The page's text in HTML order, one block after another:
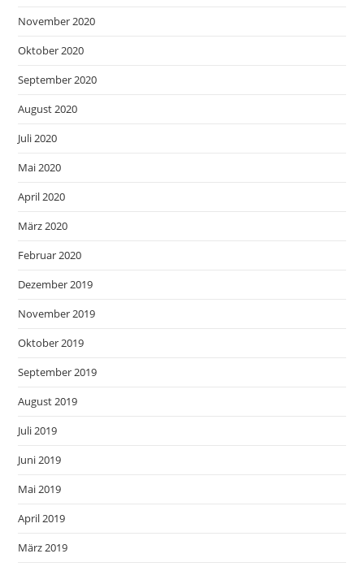
November 2020
Oktober 2020
September 2020
August 2020
Juli 2020
Mai 2020
April 2020
März 2020
Februar 2020
Dezember 2019
November 2019
Oktober 2019
September 2019
August 2019
Juli 2019
Juni 2019
Mai 2019
April 2019
März 2019